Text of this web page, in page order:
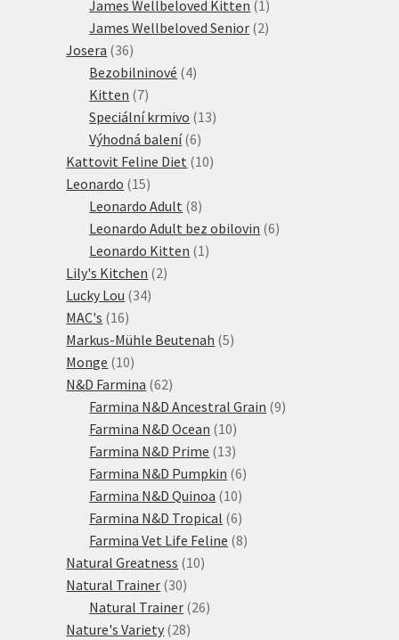
produktů
James Wellbeloved Kitten 1 1
produkt
James Wellbeloved Senior 22
Josera 3636
produktů
Bezobilninové 44
Kitten 77
produktů
Speciální krmivo 1313
Výhodná balení 66
produktů
Kattovit Feline Diet 1010
Leonardo 1515
produktů
Leonardo Adult 88
produktů
Leonardo Adult bez obilovin 66
Leonardo Kitten 1 1
Lily's Kitchen 22
Lucky Lou 3434
MAC's 1616
produktů
Markus-Mühle Beutenah 55
Monge 1010
produktů
N&D Farmina 6262
produktů
Farmina N&D Ancestral Grain 99
Farmina N&D Ocean 1010
produktů
Farmina N&D Prime 1313
produktů
Farmina N&D Pumpkin 66
Farmina N&D Quinoa 1010
produktů
Farmina N&D Tropical 66
produktů
Farmina Vet Life Feline 88
Natural Greatness 1010
Natural Trainer 3030
produktů
Natural Trainer 2626
Nature's Variety 2828